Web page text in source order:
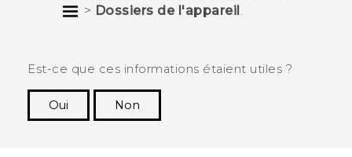
> Dossiers de l'appareil
Est-ce que ces informations étaient utiles ?
Oui
Non